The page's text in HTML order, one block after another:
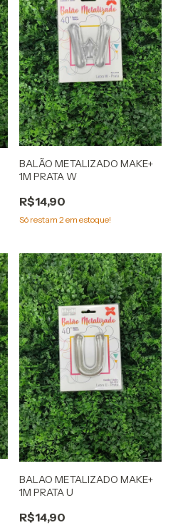
BALÃO METALIZADO MAKE+
1M PRATA W
R$14,90
Só restam 2em estoque!
BALAO METALIZADO MAKE+
1M PRATA U
R$14,90